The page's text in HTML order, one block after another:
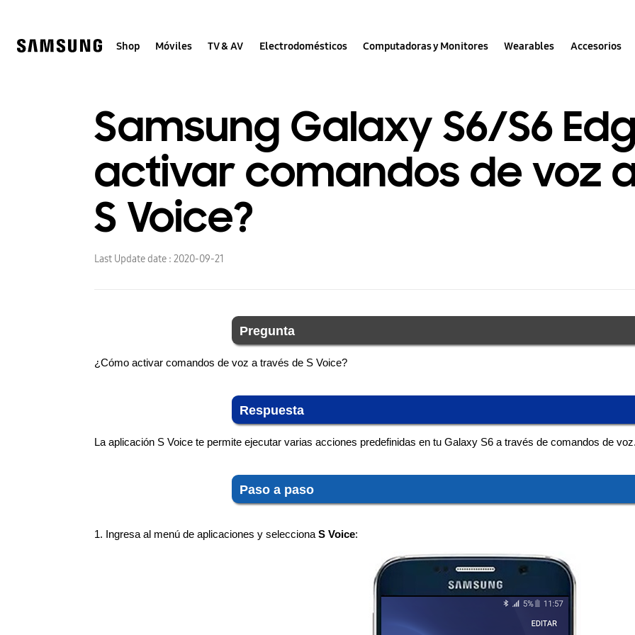
Shop Móviles TV & AV Electrodomésticos Computadoras y Monitores Wearables Accesorios
Samsung Galaxy S6/S6
activar comandos de voz
S Voice?
Last Update date : 2020-09-21
Pregunta
¿Cómo activar comandos de voz a través de S Voice?
Respuesta
La aplicación S Voice te permite ejecutar varias acciones predefinidas en tu Galaxy S6 a través de comandos de
Paso a paso
1. Ingresa al menú de aplicaciones y selecciona S Voice: